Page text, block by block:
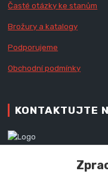
Časté otázky ke stanům
Brožury a katalogy
Podporujeme
Obchodní podmínky
KONTAKTUJTE
+420 777 979 111